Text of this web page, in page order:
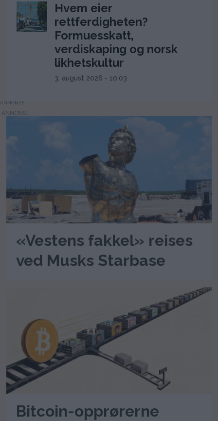
Hvem eier
rettferdigheten?
Formuesskatt,
verdiskaping og norsk
likhetskultur
3. august 2026 - 10:03
ANNONSE
«Vestens fakkel» reises
ved Musks Starbase
Bitcoin-opprørerne